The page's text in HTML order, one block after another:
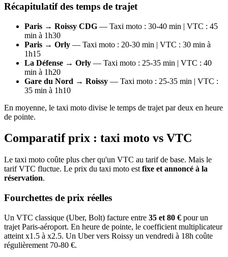
Récapitulatif des temps de trajet
Paris → Roissy CDG — Taxi moto : 30-40 min | VTC : 45
min à 1h30
Paris → Orly — Taxi moto : 20-30 min | VTC : 30 min à
1h15
La Défense → Orly — Taxi moto : 25-35 min | VTC : 40
min à 1h20
Gare du Nord → Roissy — Taxi moto : 25-35 min | VTC :
35 min à 1h10
En moyenne, le taxi moto divise le temps de trajet par deux en heure
de pointe.
Comparatif prix : taxi moto vs VTC
Le taxi moto coûte plus cher qu'un VTC au tarif de base. Mais le
tarif VTC fluctue. Le prix du taxi moto est fixe et annoncé à la
réservation.
Fourchettes de prix réelles
Un VTC classique (Uber, Bolt) facture entre 35 et 80 € pour un
trajet Paris-aéroport. En heure de pointe, le coefficient multiplicateur
atteint x1.5 à x2.5. Un Uber vers Roissy un vendredi à 18h coûte
régulièrement 70-80 €.